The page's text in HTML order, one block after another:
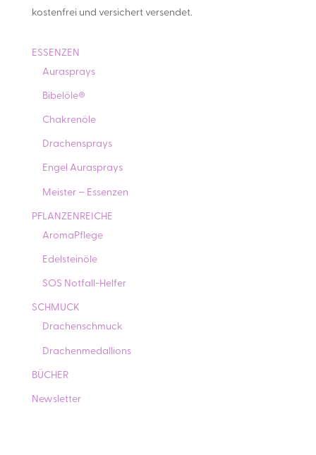
kostenfrei und versichert versendet.
ESSENZEN
Aurasprays
Bibelöle®
Chakrenöle
Drachensprays
Engel Aurasprays
Meister – Essenzen
PFLANZENREICHE
AromaPflege
Edelsteinöle
SOS Notfall-Helfer
SCHMUCK
Drachenschmuck
Drachenmedallions
BÜCHER
Newsletter